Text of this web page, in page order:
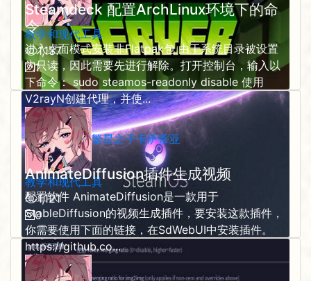
教学和现代工具
1,137
1
Steamdeck 配置ArchLinux环境下的命
令
进入桌面模式安装非Flatpak包 由于系统目录被设置
为只读，因此需要先进行解除。打开控制台，输入以
下命令： sudo steamos-readonly disable 使用
V2rayN创建代理，并使...
繁星之子卡萨蒂亚
教学和现代工具
1,121
0
AnimateDiffusion插件生成视频
配置软件 AnimateDiffusion是一款用于
StableDiffusion的视频生成插件，要安装这款插件，
你需要使用下面的链接，在SdWebUI中安装插件。
https://github.co...